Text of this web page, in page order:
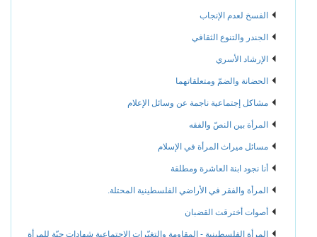
الفسخ لعدم الإنجاب
الجندر والتنوع الثقافي
الإرشاد الأسري
الحضانة والضمّ ومتعلقاتهما
مشاكل إجتماعية ناجمة عن وسائل الإعلام
المرأة بين النصّ والفقه
مسائل ميراث المرأة في الإسلام
أنا نجود ابنة العاشرة ومطلقة
المرأة والفقر في الأراضي الفلسطينية المحتلة.
أصوات أخترقت القضبان
المرأة الفلسطينية - المقاومة والتغيّرات الاجتماعية شهادات حيّة للمرأة